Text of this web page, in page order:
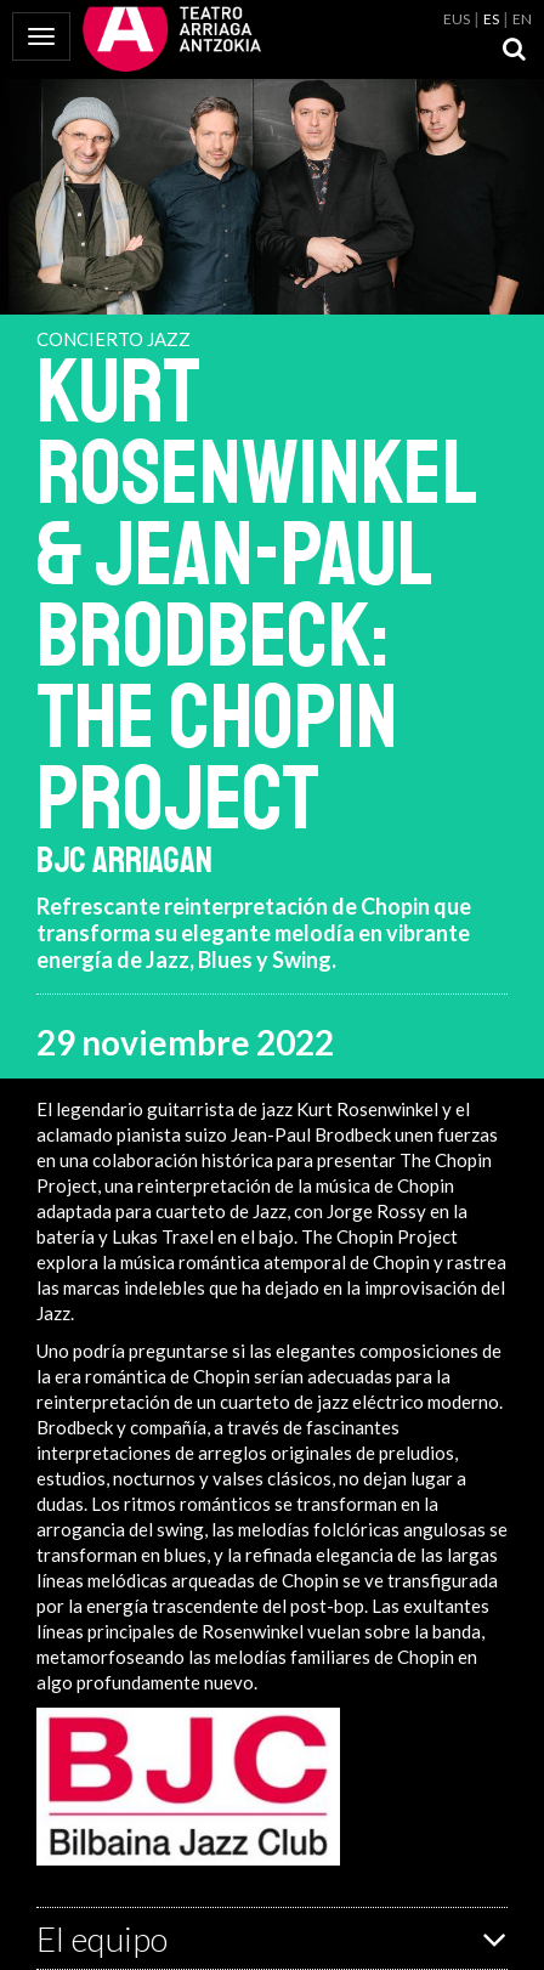
Mostrar Menú
EUS ES EN
CONCIERTO JAZZ
KURT
ROSENWINKEL
& JEAN-PAUL
BRODBECK:
THE CHOPIN
PROJECT
BJC ARRIAGAN
Refrescante reinterpretación de Chopin que
transforma su elegante melodía en vibrante
energía de Jazz, Blues y Swing.
29 noviembre 2022
El legendario guitarrista de jazz Kurt Rosenwinkel y el
aclamado pianista suizo Jean-Paul Brodbeck unen fuerzas
en una colaboración histórica para presentar The Chopin
Project, una reinterpretación de la música de Chopin
adaptada para cuarteto de Jazz, con Jorge Rossy en la
batería y Lukas Traxel en el bajo. The Chopin Project
explora la música romántica atemporal de Chopin y rastrea
las marcas indelebles que ha dejado en la improvisación del
Jazz.
Uno podría preguntarse si las elegantes composiciones de
la era romántica de Chopin serían adecuadas para la
reinterpretación de un cuarteto de jazz eléctrico moderno.
Brodbeck y compañía, a través de fascinantes
interpretaciones de arreglos originales de preludios,
estudios, nocturnos y valses clásicos, no dejan lugar a
dudas. Los ritmos románticos se transforman en la
arrogancia del swing, las melodías folclóricas angulosas se
transforman en blues, y la refinada elegancia de las largas
líneas melódicas arqueadas de Chopin se ve transfigurada
por la energía trascendente del post-bop. Las exultantes
líneas principales de Rosenwinkel vuelan sobre la banda,
metamorfoseando las melodías familiares de Chopin en
algo profundamente nuevo.
El equipo